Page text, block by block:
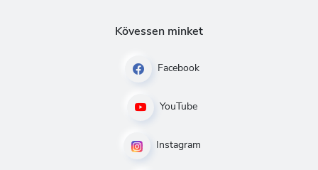
Kövessen minket
Facebook
YouTube
Instagram